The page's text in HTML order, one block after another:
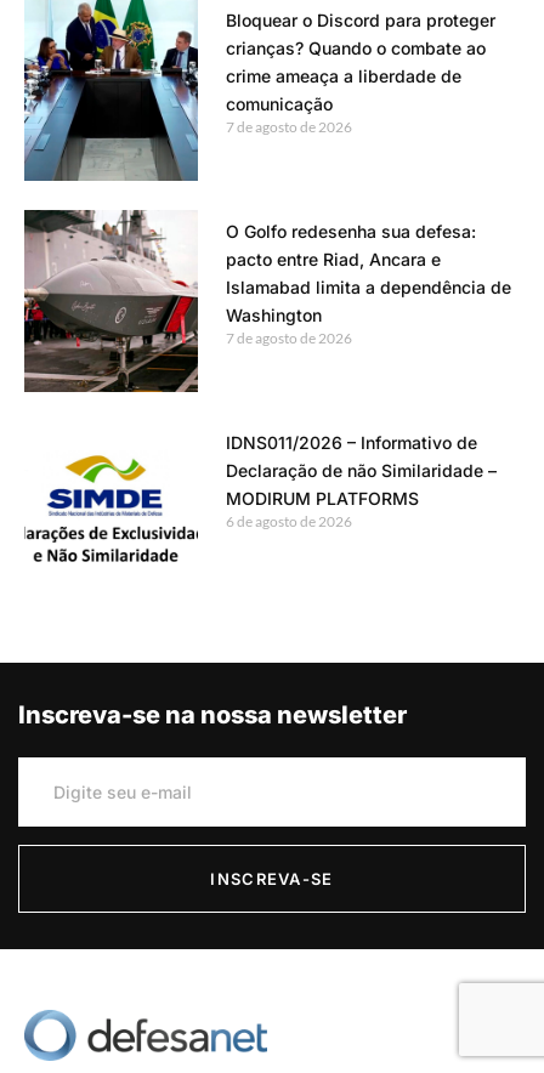
Bloquear o Discord para proteger
crianças? Quando o combate ao
crime ameaça a liberdade de
comunicação
7 de agosto de 2026
O Golfo redesenha sua defesa:
pacto entre Riad, Ancara e
Islamabad limita a dependência de
Washington
7 de agosto de 2026
IDNS011/2026 – Informativo de
Declaração de não Similaridade –
MODIRUM PLATFORMS
6 de agosto de 2026
Inscreva-se na nossa newsletter
INSCREVA-SE